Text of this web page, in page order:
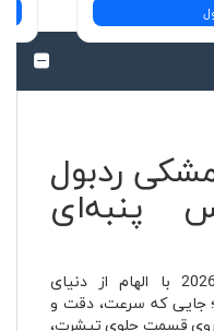
ردبول
پنبه‌ای
تیشرت پنبه ای مشکی ردبول 2026 با الهام از دنیای
جایی که سرعت، دقت و
روی قسمت جلوی تیشرت،